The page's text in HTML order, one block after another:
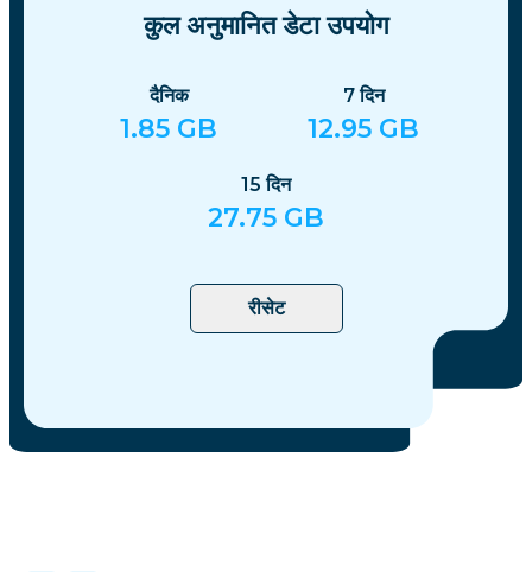
कुल अनुमानित डेटा उपयोग
दैनिक
1.85 GB
7दिन
12.95 GB
15दिन
27.75 GB
रीसेट